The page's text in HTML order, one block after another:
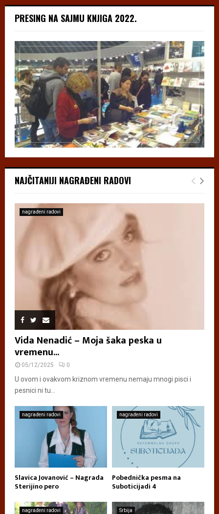
PRESING NA SAJMU KNJIGA 2022.
NAJČITANIJI NAGRAĐENI RADOVI
nagrađeni radovi
Vida Nenadić – Moja šaka peska u
vremenu...
05/12/2025 0
U ovom i ovakvom kriznom vremenu nemaju mnogi pisci i
pesnici ni tu...
nagrađeni radovi
Slavica Jovanović – Nagrada
Sterijino pero
nagrađeni radovi
Pobednička pesma na
Suboticijadi 4
nagrađeni radovi Srbija